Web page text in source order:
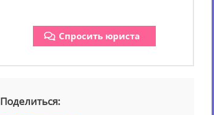
Спросить юриста
Поделиться: